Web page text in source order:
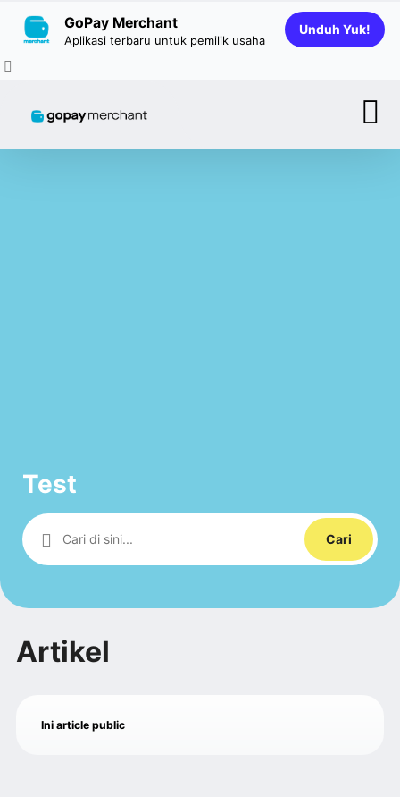
GoPay Merchant
Aplikasi terbaru untuk pemilik usaha
Unduh Yuk!
Test
Cari
Artikel
Ini article public